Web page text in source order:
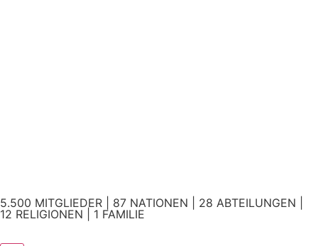
5.500 MITGLIEDER | 87 NATIONEN | 28 ABTEILUNGEN |
12 RELIGIONEN | 1 FAMILIE